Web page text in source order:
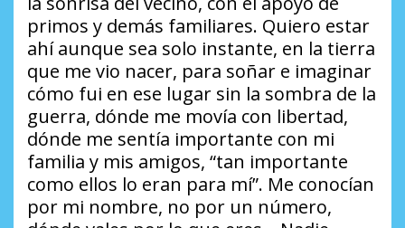
primos y demás familiares. Quiero estar
ahí aunque sea solo instante, en la tierra
que me vio nacer, para soñar e imaginar
cómo fui en ese lugar sin la sombra de la
guerra, dónde me movía con libertad,
dónde me sentía importante con mi
familia y mis amigos, “tan importante
como ellos lo eran para mí”. Me conocían
por mi nombre, no por un número,